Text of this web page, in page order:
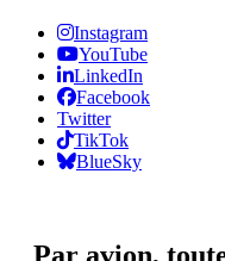
Instagram
YouTube
LinkedIn
Facebook
Twitter
TikTok
BlueSky